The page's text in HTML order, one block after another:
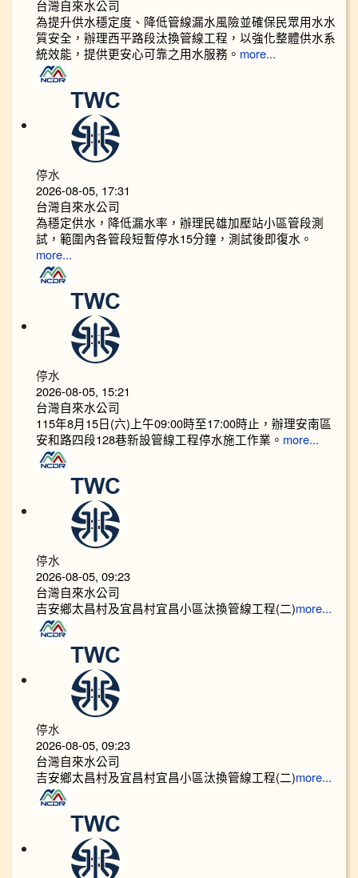
台灣自來水公司
為提升供水穩定度、降低管線漏水風險並確保民眾用水水
質安全，辦理西平路段汰換管線工程，以強化整體供水系
統效能，提供更安心可靠之用水服務。 more...
停水
2026-08-05, 17:31
台灣自來水公司
為穩定供水，降低漏水率，辦理民雄加壓站小區管段測
試，範圍內各管段短暫停水15分鐘，測試後即復水。
more...
停水
2026-08-05, 15:21
台灣自來水公司
115年8月15日(六)上午09:00時至17:00時止，辦理安南區
安和路四段128巷新設管線工程停水施工作業。 more...
停水
2026-08-05, 09:23
台灣自來水公司
吉安鄉太昌村及宜昌村宜昌小區汰換管線工程(二)more...
停水
2026-08-05, 09:23
台灣自來水公司
吉安鄉太昌村及宜昌村宜昌小區汰換管線工程(二)more...